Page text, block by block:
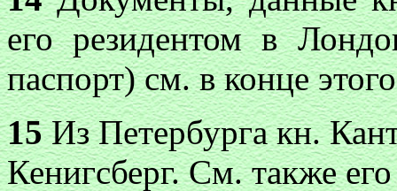
его резидентом в
паспорт) см. в конце
15Из Петербурга кн.
Кенигсберг. См. также